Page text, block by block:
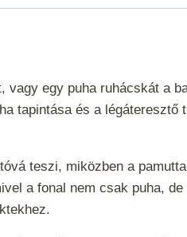
egy puha ruhácskát a
tapintása és a légáteresztő
teszi, miközben a
a fonal nem csak puha,